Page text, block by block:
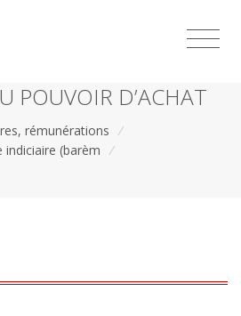
POUVOIR D’ACHAT
rémunérations /
indiciaire (barèm /